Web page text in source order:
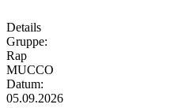
Details
Gruppe:
Rap
MUCCO
Datum:
05.09.2026